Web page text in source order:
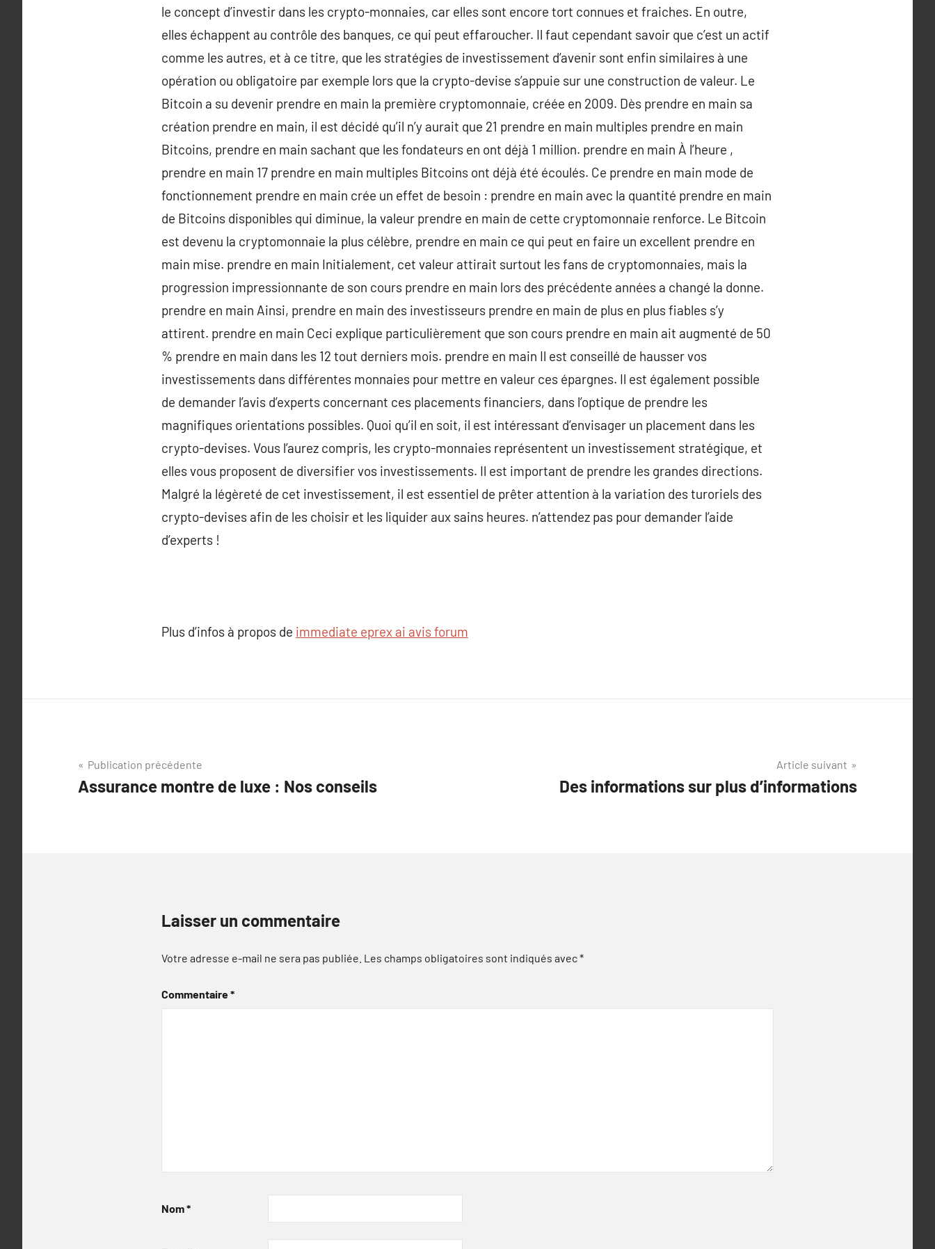
le concept d’investir dans les crypto-monnaies, car elles sont encore tort connues et fraiches. En outre,
elles échappent au contrôle des banques, ce qui peut effaroucher. Il faut cependant savoir que c’est un actif
comme les autres, et à ce titre, que les stratégies de investissement d’avenir sont enfin similaires à une
opération ou obligatoire par exemple lors que la crypto-devise s’appuie sur une construction de valeur. Le
Bitcoin a su devenir prendre en main la première cryptomonnaie, créée en 2009. Dès prendre en main sa
création prendre en main, il est décidé qu’il n’y aurait que 21 prendre en main multiples prendre en main
Bitcoins, prendre en main sachant que les fondateurs en ont déjà 1 million. prendre en main À l’heure ,
prendre en main 17 prendre en main multiples Bitcoins ont déjà été écoulés. Ce prendre en main mode de
fonctionnement prendre en main crée un effet de besoin : prendre en main avec la quantité prendre en main
de Bitcoins disponibles qui diminue, la valeur prendre en main de cette cryptomonnaie renforce. Le Bitcoin
est devenu la cryptomonnaie la plus célèbre, prendre en main ce qui peut en faire un excellent prendre en
main mise. prendre en main Initialement, cet valeur attirait surtout les fans de cryptomonnaies, mais la
progression impressionnante de son cours prendre en main lors des précédente années a changé la donne.
prendre en main Ainsi, prendre en main des investisseurs prendre en main de plus en plus fiables s’y
attirent. prendre en main Ceci explique particulièrement que son cours prendre en main ait augmenté de 50
% prendre en main dans les 12 tout derniers mois. prendre en main Il est conseillé de hausser vos
investissements dans différentes monnaies pour mettre en valeur ces épargnes. Il est également possible
de demander l’avis d’experts concernant ces placements financiers, dans l’optique de prendre les
magnifiques orientations possibles. Quoi qu’il en soit, il est intéressant d’envisager un placement dans les
crypto-devises. Vous l’aurez compris, les crypto-monnaies représentent un investissement stratégique, et
elles vous proposent de diversifier vos investissements. Il est important de prendre les grandes directions.
Malgré la légèreté de cet investissement, il est essentiel de prêter attention à la variation des turoriels des
crypto-devises afin de les choisir et les liquider aux sains heures. n’attendez pas pour demander l’aide
d’experts !
Plus d’infos à propos de immediate eprex ai avis forum
Navigation
de
Publication précédente
Assurance montre de luxe : Nos conseils
Article suivant
Des informations sur plus d’informations
Laisser un commentaire
Votre adresse e-mail ne sera pas publiée. Les champs obligatoires sont indiqués avec*
Commentaire*
Nom*